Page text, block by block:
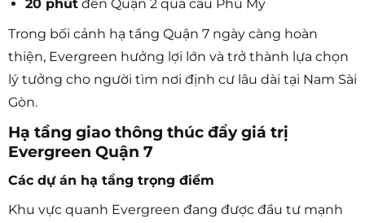
20 phútđến Quận 2 qua cầu Phú Mỹ
Trong bối cảnh hạ tầng Quận 7 ngày càng hoàn
thiện, Evergreen hưởng lợi lớn và trở thành lựa chọn
lý tưởng cho người tìm nơi định cư lâu dài tại Nam Sài
Gòn.
Hạ tầng giao thông thúc đẩy giá trị
Evergreen Quận 7
Các dự án hạ tầng trọng điểm
Khu vực quanh Evergreen đang được đầu tư mạnh